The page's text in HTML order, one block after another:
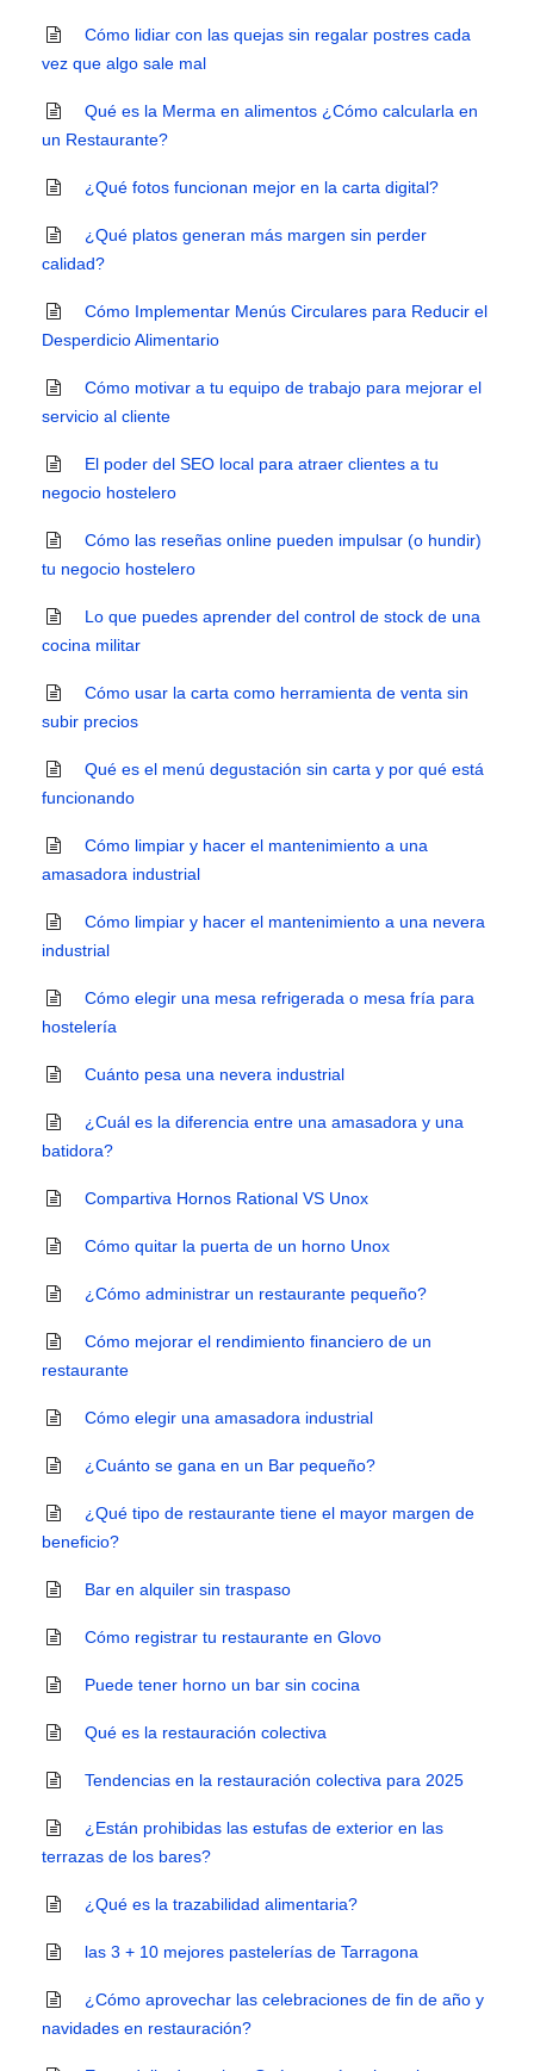
Cómo lidiar con las quejas sin regalar postres cada
vez que algo sale mal
Qué es la Merma en alimentos ¿Cómo calcularla en
un Restaurante?
¿Qué fotos funcionan mejor en la carta digital?
¿Qué platos generan más margen sin perder
calidad?
Cómo Implementar Menús Circulares para Reducir el
Desperdicio Alimentario
Cómo motivar a tu equipo de trabajo para mejorar el
servicio al cliente
El poder del SEO local para atraer clientes a tu
negocio hostelero
Cómo las reseñas online pueden impulsar (o hundir)
tu negocio hostelero
Lo que puedes aprender del control de stock de una
cocina militar
Cómo usar la carta como herramienta de venta sin
subir precios
Qué es el menú degustación sin carta y por qué está
funcionando
Cómo limpiar y hacer el mantenimiento a una
amasadora industrial
Cómo limpiar y hacer el mantenimiento a una nevera
industrial
Cómo elegir una mesa refrigerada o mesa fría para
hostelería
Cuánto pesa una nevera industrial
¿Cuál es la diferencia entre una amasadora y una
batidora?
Compartiva Hornos Rational VS Unox
Cómo quitar la puerta de un horno Unox
¿Cómo administrar un restaurante pequeño?
Cómo mejorar el rendimiento financiero de un
restaurante
Cómo elegir una amasadora industrial
¿Cuánto se gana en un Bar pequeño?
¿Qué tipo de restaurante tiene el mayor margen de
beneficio?
Bar en alquiler sin traspaso
Cómo registrar tu restaurante en Glovo
Puede tener horno un bar sin cocina
Qué es la restauración colectiva
Tendencias en la restauración colectiva para 2025
¿Están prohibidas las estufas de exterior en las
terrazas de los bares?
¿Qué es la trazabilidad alimentaria?
las 3 + 10 mejores pastelerías de Tarragona
¿Cómo aprovechar las celebraciones de fin de año y
navidades en restauración?